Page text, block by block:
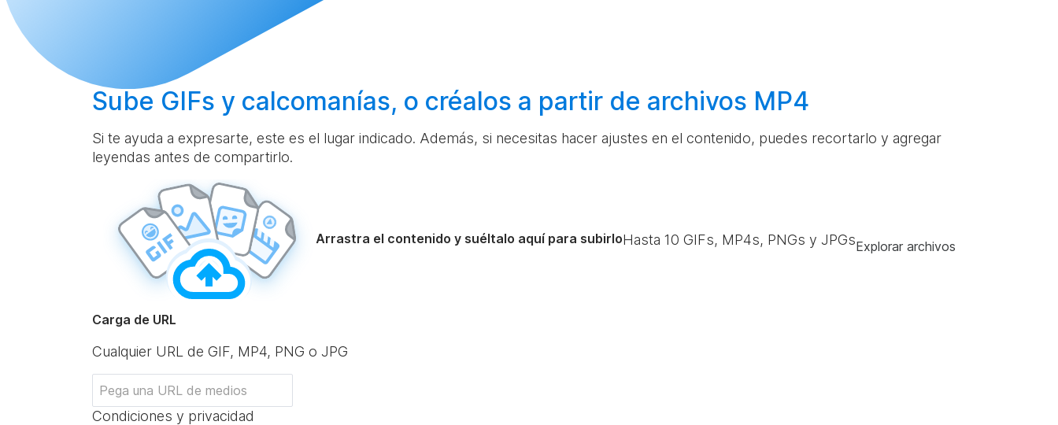
Sube GIFs y calcomanías, o créalos a partir de archivos MP4
Si te ayuda a expresarte, este es el lugar indicado. Además, si necesitas hacer ajustes en el contenido, puedes recortarlo y agregar
leyendas antes de compartirlo.
Arrastra el contenido y suéltalo aquí para subirloHasta 10 GIFs, MP4s, PNGs y JPGsExplorar archivos
Carga de URL
Cualquier URL de GIF, MP4, PNG o JPG
Condiciones y privacidad